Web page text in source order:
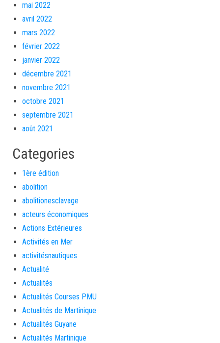
mai 2022
avril 2022
mars 2022
février 2022
janvier 2022
décembre 2021
novembre 2021
octobre 2021
septembre 2021
août 2021
Categories
1ère édition
abolition
abolitionesclavage
acteurs économiques
Actions Extérieures
Activités en Mer
activitésnautiques
Actualité
Actualités
Actualités Courses PMU
Actualités de Martinique
Actualités Guyane
Actualités Martinique